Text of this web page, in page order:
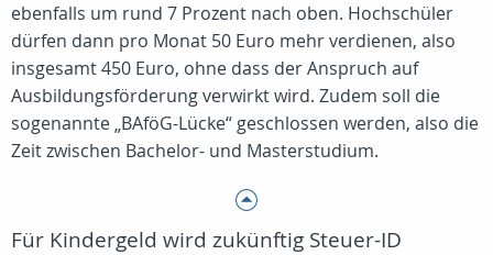
ebenfalls um rund 7 Prozent nach oben. Hochschüler
dürfen dann pro Monat 50 Euro mehr verdienen, also
insgesamt 450 Euro, ohne dass der Anspruch auf
Ausbildungsförderung verwirkt wird. Zudem soll die
sogenannte „BAföG-Lücke“ geschlossen werden, also die
Zeit zwischen Bachelor- und Masterstudium.
Für Kindergeld wird zukünftig Steuer-ID